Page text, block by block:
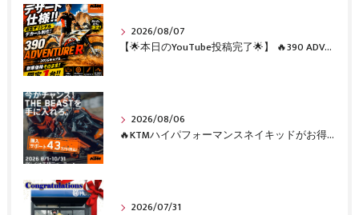
2026/08/07
【🌟本日のYouTube投稿完了🌟】 🔥390 ADVENTURE R × KTM山形 オリジナルデカール仕様誕生🔥
2026/08/06
🔥KTMハイパフォーマンスネイキッドがお得に手に入るチャンス🔥
2026/07/31